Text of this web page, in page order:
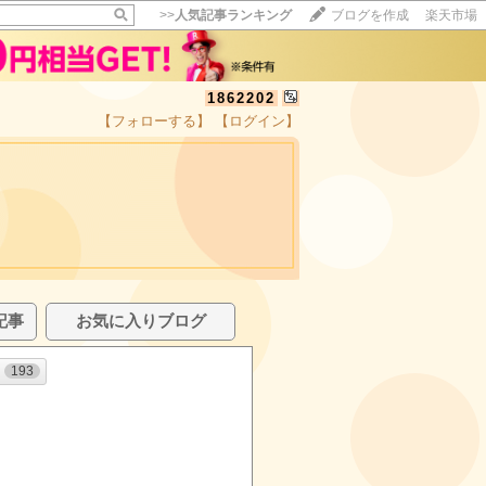
>>人気記事ランキング ブログを作成 楽天市場
1862202
【フォローする】 【ログイン】
事 お気に入りブログ
193